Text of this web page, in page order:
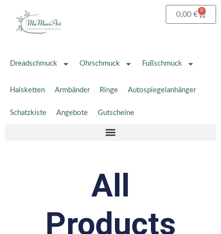
Inhalt
springen
0,00 € 0
Dreadschmuck Ohrschmuck Fußschmuck
Halsketten Armbänder Ringe Autospiegelanhänger
Schatzkiste Angebote Gutscheine
All
Products